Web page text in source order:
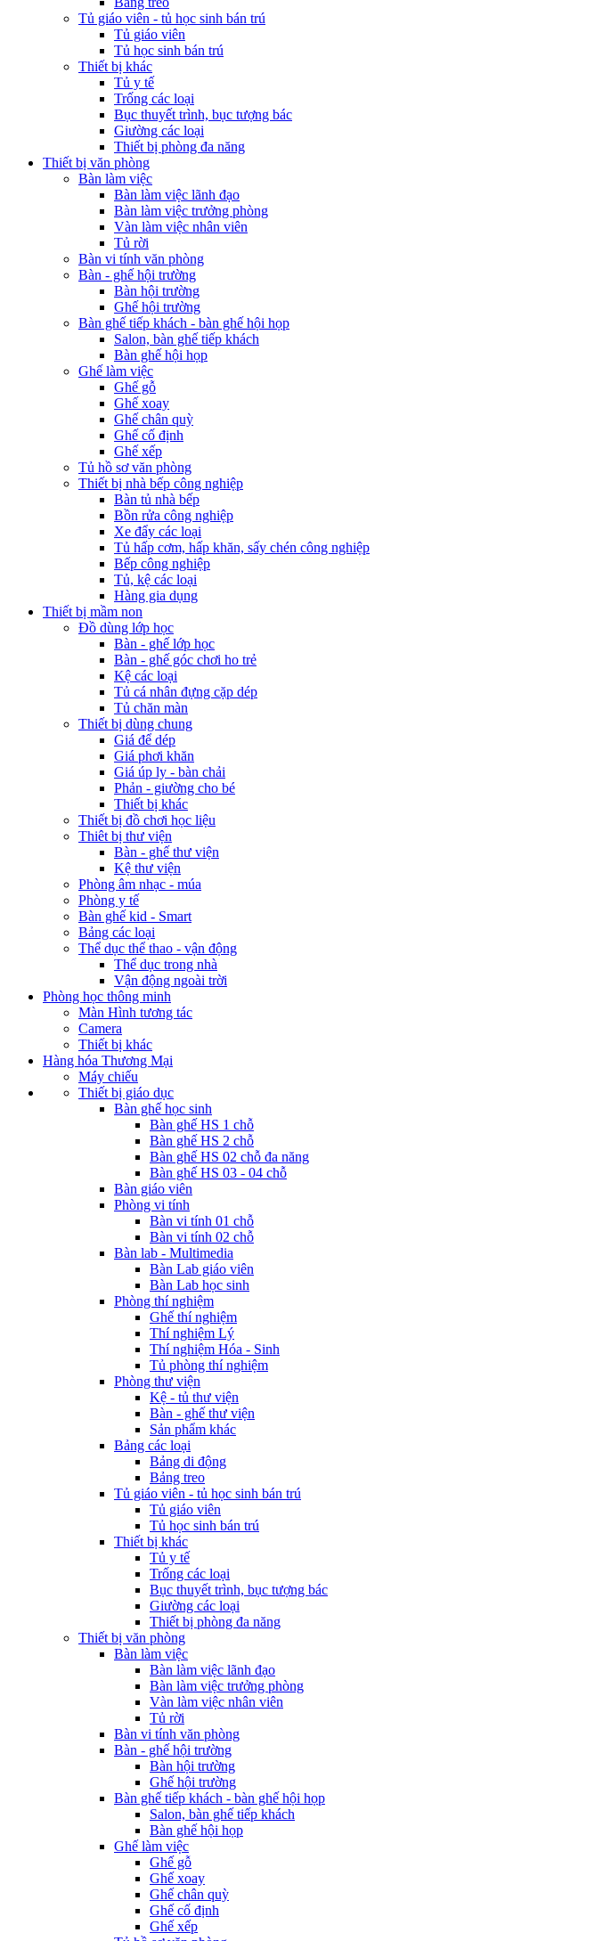
Tủ giáo viên - tủ học sinh bán trú
Tủ giáo viên
Tủ học sinh bán trú
Thiết bị khác
Tủ y tế
Trống các loại
Bục thuyết trình, bục tượng bác
Giường các loại
Thiết bị phòng đa năng
Thiết bị văn phòng
Bàn làm việc
Bàn làm việc lãnh đạo
Bàn làm việc trưởng phòng
Vàn làm việc nhân viên
Tủ rời
Bàn vi tính văn phòng
Bàn - ghế hội trường
Bàn hội trường
Ghế hội trường
Bàn ghế tiếp khách - bàn ghế hội họp
Salon, bàn ghế tiếp khách
Bàn ghế hội họp
Ghế làm việc
Ghế gỗ
Ghế xoay
Ghế chân quỳ
Ghế cố định
Ghế xếp
Tủ hồ sơ văn phòng
Thiết bị nhà bếp công nghiệp
Bàn tủ nhà bếp
Bồn rửa công nghiệp
Xe đẩy các loại
Tủ hấp cơm, hấp khăn, sấy chén công nghiệp
Bếp công nghiệp
Tủ, kệ các loại
Hàng gia dụng
Thiết bị mầm non
Đồ dùng lớp học
Bàn - ghế lớp học
Bàn - ghế góc chơi ho trẻ
Kệ các loại
Tủ cá nhân đựng cặp dép
Tủ chăn màn
Thiết bị dùng chung
Giá để dép
Giá phơi khăn
Giá úp ly - bàn chải
Phản - giường cho bé
Thiết bị khác
Thiết bị đồ chơi học liệu
Thiêt bị thư viện
Bàn - ghế thư viện
Kệ thư viện
Phòng âm nhạc - múa
Phòng y tế
Bàn ghế kid - Smart
Bảng các loại
Thể dục thể thao - vận động
Thể dục trong nhà
Vận động ngoài trời
Phòng học thông minh
Màn Hình tương tác
Camera
Thiết bị khác
Hàng hóa Thương Mại
Máy chiếu
Thiết bị giáo dục
Bàn ghế học sinh
Bàn ghế HS 1 chỗ
Bàn ghế HS 2 chỗ
Bàn ghế HS 02 chỗ đa năng
Bàn ghế HS 03 - 04 chỗ
Bàn giáo viên
Phòng vi tính
Bàn vi tính 01 chỗ
Bàn vi tính 02 chỗ
Bàn lab - Multimedia
Bàn Lab giáo viên
Bàn Lab học sinh
Phòng thí nghiệm
Ghế thí nghiệm
Thí nghiệm Lý
Thí nghiệm Hóa - Sinh
Tủ phòng thí nghiệm
Phòng thư viện
Kệ - tủ thư viện
Bàn - ghế thư viện
Sản phẩm khác
Bảng các loại
Bảng di động
Bảng treo
Tủ giáo viên - tủ học sinh bán trú
Tủ giáo viên
Tủ học sinh bán trú
Thiết bị khác
Tủ y tế
Trống các loại
Bục thuyết trình, bục tượng bác
Giường các loại
Thiết bị phòng đa năng
Thiết bị văn phòng
Bàn làm việc
Bàn làm việc lãnh đạo
Bàn làm việc trưởng phòng
Vàn làm việc nhân viên
Tủ rời
Bàn vi tính văn phòng
Bàn - ghế hội trường
Bàn hội trường
Ghế hội trường
Bàn ghế tiếp khách - bàn ghế hội họp
Salon, bàn ghế tiếp khách
Bàn ghế hội họp
Ghế làm việc
Ghế gỗ
Ghế xoay
Ghế chân quỳ
Ghế cố định
Ghế xếp